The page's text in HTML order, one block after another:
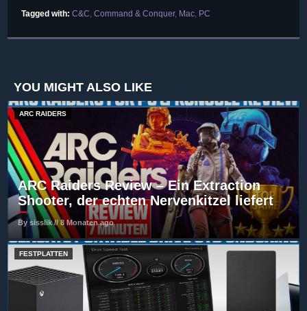
Tagged with: C&C, Command & Conquer, Mac, PC
YOU MIGHT ALSO LIKE
ARC RAIDERS
ARC Raiders Review – Ein Extraction
Shooter, der echten Nervenkitzel liefert
By sisslik // 8 Monaten ago
FESTPLATTEN